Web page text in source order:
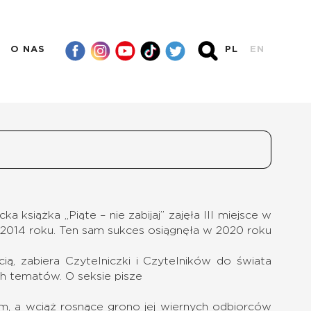
O NAS PL EN
książka „Piąte – nie zabijaj” zajęła III miejsce w
roku. Ten sam sukces osiągnęła w 2020 roku
zabiera Czytelniczki i Czytelników do świata
tematów. O seksie pisze
a wciąż rosnące grono jej wiernych odbiorców